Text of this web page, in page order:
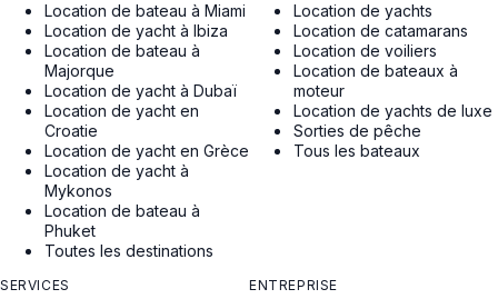
Location de bateau à Miami
Location de yacht à Ibiza
Location de bateau à
Majorque
Location de yacht à Dubaï
Location de yacht en
Croatie
Location de yacht en Grèce
Location de yacht à
Mykonos
Location de bateau à
Phuket
Toutes les destinations
Location de yachts
Location de catamarans
Location de voiliers
Location de bateaux à
moteur
Location de yachts de luxe
Sorties de pêche
Tous les bateaux
SERVICES ENTREPRISE